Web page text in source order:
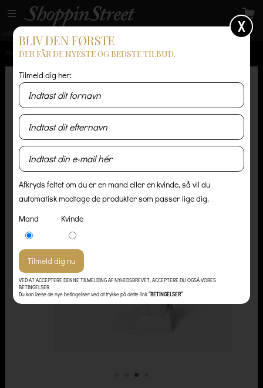
GRATIS LEVERING
FORSIDE / HERRE / BUKSER & SHORTS / ELASTICATED WAIST BERMUDA SHORTS - GREY
X
BLIV DEN FØRSTE
DER FÅR DE NYESTE OG BEDSTE TILBUD.
Tilmeld dig her:
Afkryds feltet om du er en mand eller en kvinde, så vil du
automatisk modtage de produkter som passer lige dig.
Mand
Kvinde
VED AT ACCEPTERE DENNE TILMELDING AF NYHEDSBREVET, ACCEPTERE DU OGSÅ VORES
BETINGELSER.
Du kan læse de nye betingelser ved at trykke på dette link”BETINGELSER”